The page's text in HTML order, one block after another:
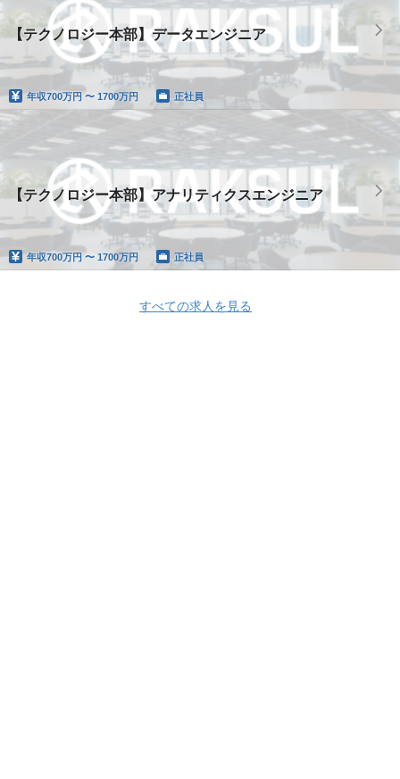
【テクノロジー本部】データエンジニア
年収700万円 〜 1700万円 正社員
【テクノロジー本部】アナリティクスエンジニア
年収700万円 〜 1700万円 正社員
すべての求人を見る